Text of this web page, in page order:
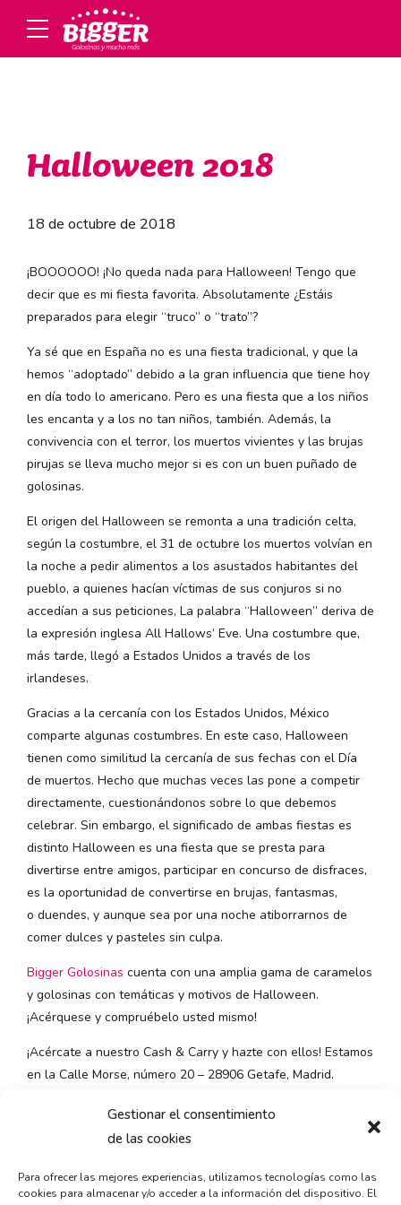
Gestionar el consentimiento
de las cookies
Para ofrecer las mejores experiencias, utilizamos tecnologías como las
cookies para almacenar y/o acceder a la información del dispositivo. El
Halloween 2018
18 de octubre de 2018
¡BOOOOOO! ¡No queda nada para Halloween! Tengo que
decir que es mi fiesta favorita. Absolutamente ¿Estáis
preparados para elegir “truco” o “trato”?
Ya sé que en España no es una fiesta tradicional, y que la
hemos “adoptado” debido a la gran influencia que tiene hoy
en día todo lo americano. Pero es una fiesta que a los niños
les encanta y a los no tan niños, también. Además, la
convivencia con el terror, los muertos vivientes y las brujas
pirujas se lleva mucho mejor si es con un buen puñado de
golosinas.
El origen del Halloween se remonta a una tradición celta,
según la costumbre, el 31 de octubre los muertos volvían en
la noche a pedir alimentos a los asustados habitantes del
pueblo, a quienes hacían víctimas de sus conjuros si no
accedían a sus peticiones, La palabra “Halloween” deriva de
la expresión inglesa All Hallows’ Eve. Una costumbre que,
más tarde, llegó a Estados Unidos a través de los
irlandeses.
Gracias a la cercanía con los Estados Unidos, México
comparte algunas costumbres. En este caso, Halloween
tienen como similitud la cercanía de sus fechas con el Día
de muertos. Hecho que muchas veces las pone a competir
directamente, cuestionándonos sobre lo que debemos
celebrar. Sin embargo, el significado de ambas fiestas es
distinto Halloween es una fiesta que se presta para
divertirse entre amigos, participar en concurso de disfraces,
es la oportunidad de convertirse en brujas, fantasmas,
o duendes, y aunque sea por una noche atiborrarnos de
comer dulces y pasteles sin culpa.
Bigger Golosinas cuenta con una amplia gama de caramelos
y golosinas con temáticas y motivos de Halloween.
¡Acérquese y compruébelo usted mismo!
¡Acércate a nuestro Cash & Carry y hazte con ellos! Estamos
en la Calle Morse, número 20 – 28906 Getafe, Madrid.
email a info@biggergolosinas.com. Entra
www.biggergolosinas.com
Halloween está a la vuelta de la esquina y es hora de